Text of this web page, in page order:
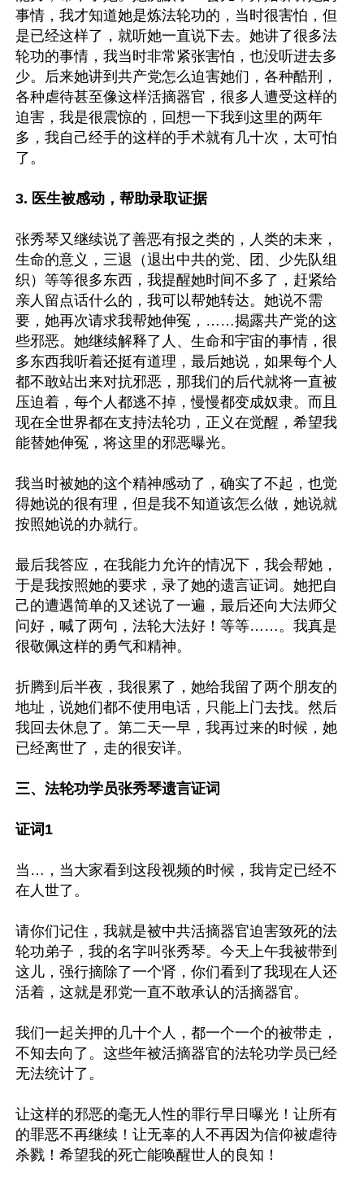
事情，我才知道她是炼法轮功的，当时很害怕，但
是已经这样了，就听她一直说下去。她讲了很多法
轮功的事情，我当时非常紧张害怕，也没听进去多
少。后来她讲到共产党怎么迫害她们，各种酷刑，
各种虐待甚至像这样活摘器官，很多人遭受这样的
迫害，我是很震惊的，回想一下我到这里的两年
多，我自己经手的这样的手术就有几十次，太可怕
了。
3. 医生被感动，帮助录取证据
张秀琴又继续说了善恶有报之类的，人类的未来，
生命的意义，三退（退出中共的党、团、少先队组
织）等等很多东西，我提醒她时间不多了，赶紧给
亲人留点话什么的，我可以帮她转达。她说不需
要，她再次请求我帮她伸冤，……揭露共产党的这
些邪恶。她继续解释了人、生命和宇宙的事情，很
多东西我听着还挺有道理，最后她说，如果每个人
都不敢站出来对抗邪恶，那我们的后代就将一直被
压迫着，每个人都逃不掉，慢慢都变成奴隶。而且
现在全世界都在支持法轮功，正义在觉醒，希望我
能替她伸冤，将这里的邪恶曝光。
我当时被她的这个精神感动了，确实了不起，也觉
得她说的很有理，但是我不知道该怎么做，她说就
按照她说的办就行。
最后我答应，在我能力允许的情况下，我会帮她，
于是我按照她的要求，录了她的遗言证词。她把自
己的遭遇简单的又述说了一遍，最后还向大法师父
问好，喊了两句，法轮大法好！等等……。我真是
很敬佩这样的勇气和精神。
折腾到后半夜，我很累了，她给我留了两个朋友的
地址，说她们都不使用电话，只能上门去找。然后
我回去休息了。第二天一早，我再过来的时候，她
已经离世了，走的很安详。
三、法轮功学员张秀琴遗言证词
证词1
当…，当大家看到这段视频的时候，我肯定已经不
在人世了。
请你们记住，我就是被中共活摘器官迫害致死的法
轮功弟子，我的名字叫张秀琴。今天上午我被带到
这儿，强行摘除了一个肾，你们看到了我现在人还
活着，这就是邪党一直不敢承认的活摘器官。
我们一起关押的几十个人，都一个一个的被带走，
不知去向了。这些年被活摘器官的法轮功学员已经
无法统计了。
让这样的邪恶的毫无人性的罪行早日曝光！让所有
的罪恶不再继续！让无辜的人不再因为信仰被虐待
杀戮！希望我的死亡能唤醒世人的良知！